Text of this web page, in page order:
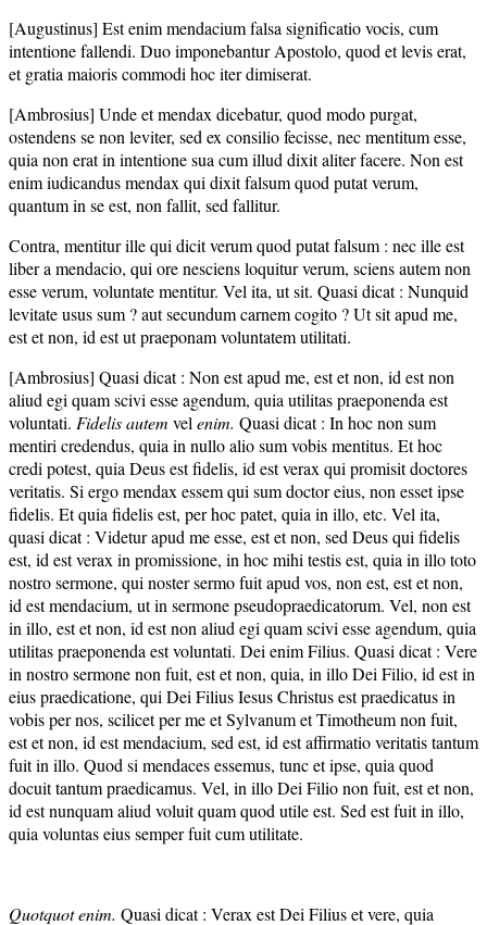
[Augustinus] Est enim mendacium falsa significatio vocis, cum
intentione fallendi. Duo imponebantur Apostolo, quod et levis erat,
et gratia maioris commodi hoc iter dimiserat.
[Ambrosius] Unde et mendax dicebatur, quod modo purgat,
ostendens se non leviter, sed ex consilio fecisse, nec mentitum esse,
quia non erat in intentione sua cum illud dixit aliter facere. Non est
enim iudicandus mendax qui dixit falsum quod putat verum,
quantum in se est, non fallit, sed fallitur.
Contra, mentitur ille qui dicit verum quod putat falsum : nec ille est
liber a mendacio, qui ore nesciens loquitur verum, sciens autem non
esse verum, voluntate mentitur. Vel ita, ut sit. Quasi dicat : Nunquid
levitate usus sum ? aut secundum carnem cogito ? Ut sit apud me,
est et non, id est ut praeponam voluntatem utilitati.
[Ambrosius] Quasi dicat : Non est apud me, est et non, id est non
aliud egi quam scivi esse agendum, quia utilitas praeponenda est
voluntati. Fidelis autem vel enim. Quasi dicat : In hoc non sum
mentiri credendus, quia in nullo alio sum vobis mentitus. Et hoc
credi potest, quia Deus est fidelis, id est verax qui promisit doctores
veritatis. Si ergo mendax essem qui sum doctor eius, non esset ipse
fidelis. Et quia fidelis est, per hoc patet, quia in illo, etc. Vel ita,
quasi dicat : Videtur apud me esse, est et non, sed Deus qui fidelis
est, id est verax in promissione, in hoc mihi testis est, quia in illo toto
nostro sermone, qui noster sermo fuit apud vos, non est, est et non,
id est mendacium, ut in sermone pseudopraedicatorum. Vel, non est
in illo, est et non, id est non aliud egi quam scivi esse agendum, quia
utilitas praeponenda est voluntati. Dei enim Filius. Quasi dicat : Vere
in nostro sermone non fuit, est et non, quia, in illo Dei Filio, id est in
eius praedicatione, qui Dei Filius Iesus Christus est praedicatus in
vobis per nos, scilicet per me et Sylvanum et Timotheum non fuit,
est et non, id est mendacium, sed est, id est affirmatio veritatis tantum
fuit in illo. Quod si mendaces essemus, tunc et ipse, quia quod
docuit tantum praedicamus. Vel, in illo Dei Filio non fuit, est et non,
id est nunquam aliud voluit quam quod utile est. Sed est fuit in illo,
quia voluntas eius semper fuit cum utilitate.
Quotquot enim. Quasi dicat : Verax est Dei Filius et vere, quia